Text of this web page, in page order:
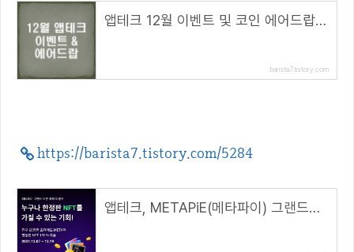
앱테크 12월 이벤트 및 코인 에어드랍 정리
barista7.tistory.com
https://barista7.tistory.com/5284
앱테크, METAPiE(메타파이) 그랜드오픈 이벤트, 30 META 지급